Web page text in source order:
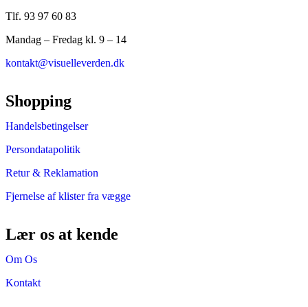
Tlf. 93 97 60 83
Mandag – Fredag kl. 9 – 14
kontakt@visuelleverden.dk
Shopping
Handelsbetingelser
Persondatapolitik
Retur & Reklamation
Fjernelse af klister fra vægge
Lær os at kende
Om Os
Kontakt